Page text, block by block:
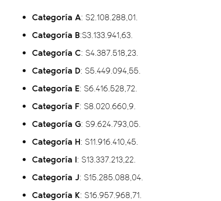
Categoría A: $2.108.288,01.
Categoría B:$3.133.941,63.
Categoría C: $4.387.518,23.
Categoría D: $5.449.094,55.
Categoría E: $6.416.528,72.
Categoría F: $8.020.660,9.
Categoría G: $9.624.793,05.
Categoría H: $11.916.410,45.
Categoría I: $13.337.213,22.
Categoría J: $15.285.088,04.
Categoría K: $16.957.968,71.